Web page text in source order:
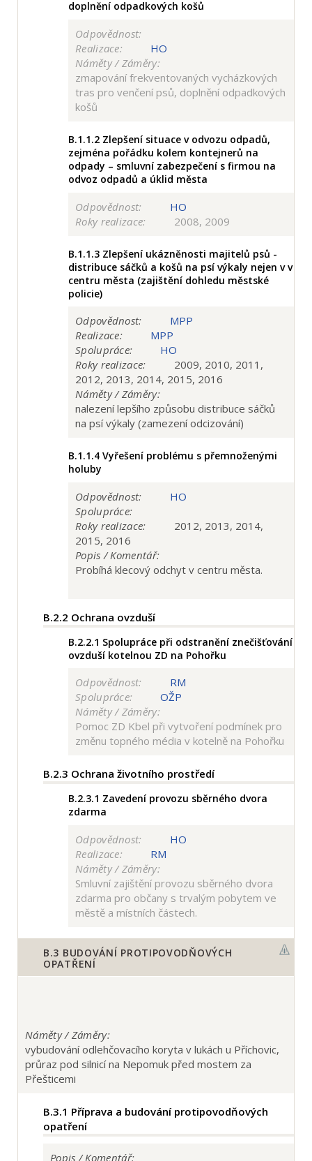
doplnění odpadkových košů
Odpovědnost:
Realizace:
HO
Náměty / Záměry:
zmapování frekventovaných vycházkových
tras pro venčení psů, doplnění odpadkových
košů
B.1.1.2 Zlepšení situace v odvozu odpadů,
zejména pořádku kolem kontejnerů na
odpady – smluvní zabezpečení s firmou na
odvoz odpadů a úklid města
Odpovědnost:
HO
Roky realizace:
2008, 2009
B.1.1.3 Zlepšení ukázněnosti majitelů psů -
distribuce sáčků a košů na psí výkaly nejen v v
centru města (zajištění dohledu městské
policie)
Odpovědnost:
MPP
Realizace:
MPP
Spolupráce:
HO
Roky realizace:
2009, 2010, 2011,
2012, 2013, 2014, 2015, 2016
Náměty / Záměry:
nalezení lepšího způsobu distribuce sáčků
na psí výkaly (zamezení odcizování)
B.1.1.4 Vyřešení problému s přemnoženými
holuby
Odpovědnost:
HO
Spolupráce:
Roky realizace:
2012, 2013, 2014,
2015, 2016
Popis / Komentář:
Probíhá klecový odchyt v centru města.
B.2.2 Ochrana ovzduší
B.2.2.1 Spolupráce při odstranění znečišťování
ovzduší kotelnou ZD na Pohořku
Odpovědnost:
RM
Spolupráce:
OŽP
Náměty / Záměry:
Pomoc ZD Kbel při vytvoření podmínek pro
změnu topného média v kotelně na Pohořku
B.2.3 Ochrana životního prostředí
B.2.3.1 Zavedení provozu sběrného dvora
zdarma
Odpovědnost:
HO
Realizace:
RM
Náměty / Záměry:
Smluvní zajištění provozu sběrného dvora
zdarma pro občany s trvalým pobytem ve
městě a místních částech.
B.3 BUDOVÁNÍ PROTIPOVODŇOVÝCH
OPATŘENÍ
Náměty / Záměry:
vybudování odlehčovacího koryta v lukách u Příchovic,
průraz pod silnicí na Nepomuk před mostem za
Přešticemi
B.3.1 Příprava a budování protipovodňových
opatření
Popis / Komentář: